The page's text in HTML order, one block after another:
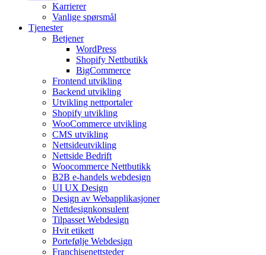
Karrierer
Vanlige spørsmål
Tjenester
Betjener
WordPress
Shopify Nettbutikk
BigCommerce
Frontend utvikling
Backend utvikling
Utvikling nettportaler
Shopify utvikling
WooCommerce utvikling
CMS utvikling
Nettsideutvikling
Nettside Bedrift
Woocommerce Nettbutikk
B2B e-handels webdesign
UI UX Design
Design av Webapplikasjoner
Nettdesignkonsulent
Tilpasset Webdesign
Hvit etikett
Portefølje Webdesign
Franchisenettsteder